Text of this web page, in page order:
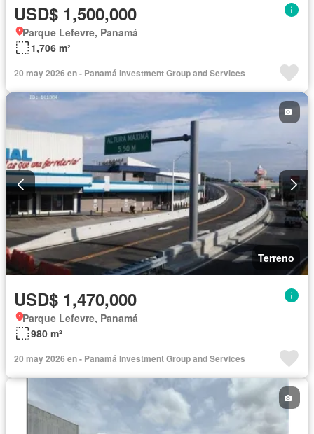
USD$ 1,500,000
Parque Lefevre, Panamá
1,706 m²
20 may 2026 en - Panamá Investment Group and Services
Terreno
USD$ 1,470,000
Parque Lefevre, Panamá
980 m²
20 may 2026 en - Panamá Investment Group and Services